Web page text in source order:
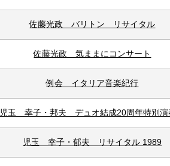
佐藤光政 バリトン リサイタル
佐藤光政 気ままにコンサート
例会 イタリア音楽紀行
児玉 幸子・邦夫 デュオ結成20周年特別演
児玉 幸子・郁夫 リサイタル 1989